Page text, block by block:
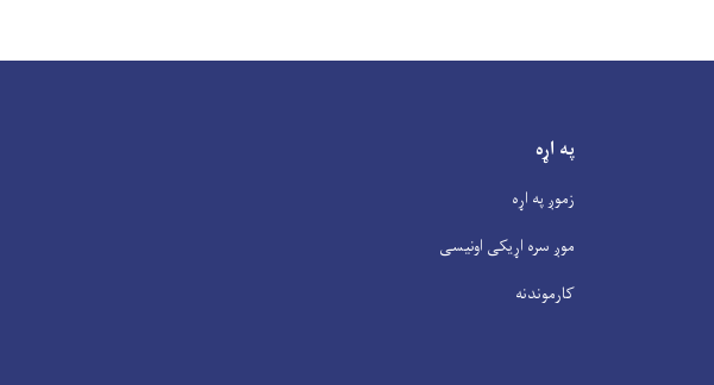
په اړه
زموږ په اړه
موږ سره اړیکی اونیسی
کارموندنه